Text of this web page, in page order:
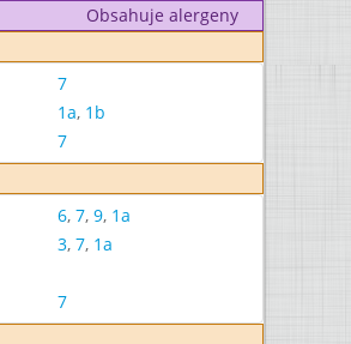
Obsahuje alergeny
7
1a, 1b
7
6, 7, 9, 1a
3, 7, 1a
7